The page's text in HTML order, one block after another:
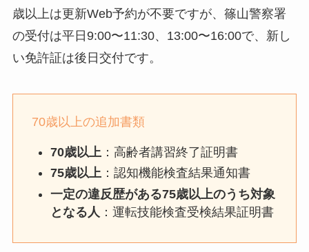
歳以上は更新Web予約が不要ですが、篠山警察署
の受付は平日9:00〜11:30、13:00〜16:00で、新し
い免許証は後日交付です。
70歳以上の追加書類
70歳以上 ：高齢者講習終了証明書
75歳以上：認知機能検査結果通知書
一定の違反歴がある75歳以上のうち対象
となる人 ：運転技能検査受検結果証明書